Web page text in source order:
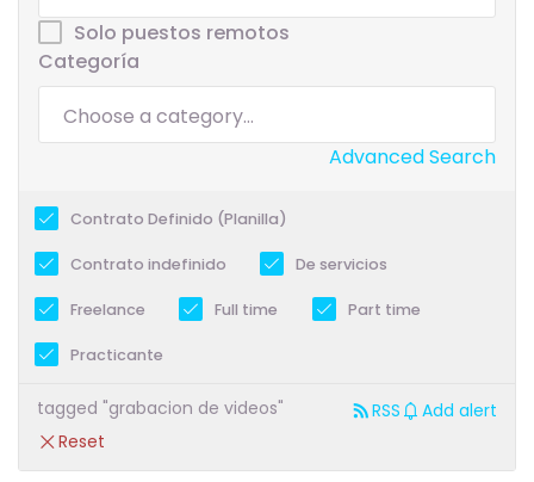
Solo puestos remotos
Categoría
Advanced Search
Contrato Definido (Planilla)
Contrato indefinido De servicios
Freelance Full time Part time
Practicante
tagged "grabacion de videos"
Reset
RSS Add alert